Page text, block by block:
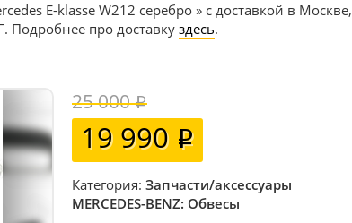
E-klasse W212 серебро » с доставкой в Москве,
Подробнее про доставку здесь.
25 000
19 990
Категория: Запчасти/аксессуары
MERCEDES-BENZ: Обвесы